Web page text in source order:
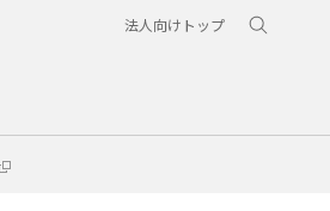
法人向けトップ